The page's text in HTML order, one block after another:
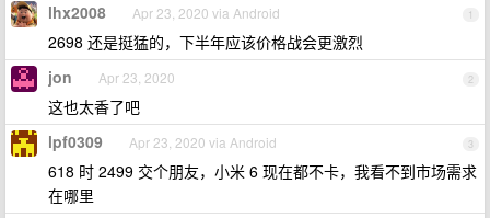
1
lhx2008 Apr 23, 2020 via Android
2698 还是挺猛的，下半年应该价格战会更激烈
2
jon Apr 23, 2020
这也太香了吧
3
lpf0309 Apr 23, 2020 via Android
618 时 2499 交个朋友，小米 6 现在都不卡，我看不到市场需求
在哪里